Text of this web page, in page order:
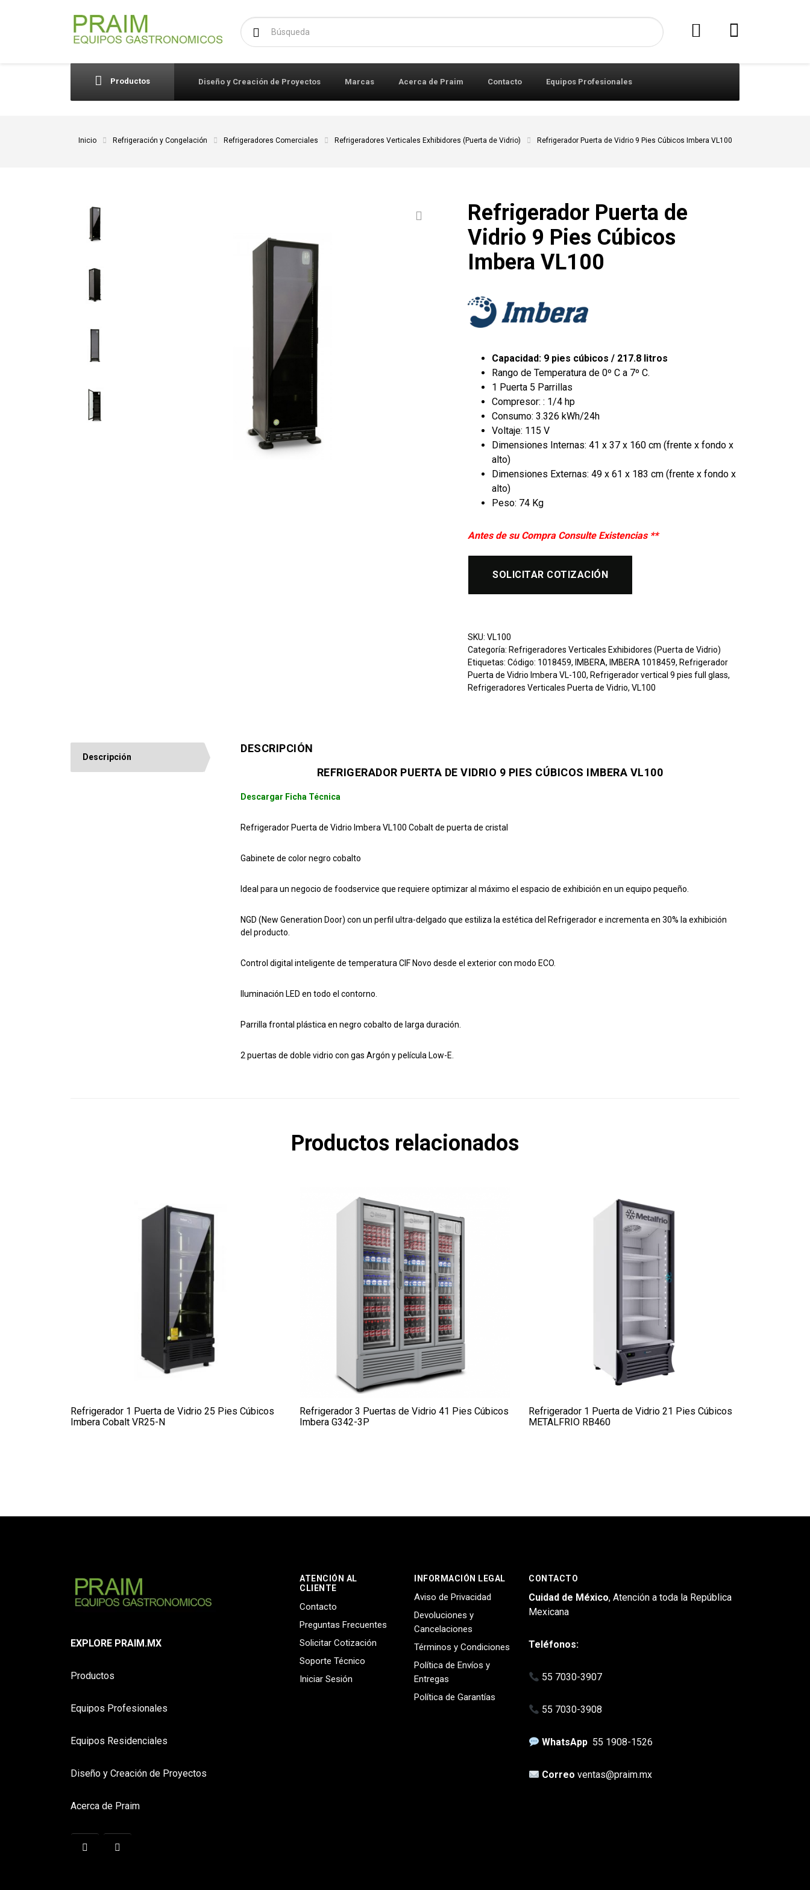
Buscar:
Productos Diseño y Creación de Proyectos Marcas Acerca de Praim Contacto Equipos Profesionales
Inicio Refrigeración y Congelación Refrigeradores Comerciales Refrigeradores Verticales Exhibidores (Puerta de Vidrio) Refrigerador Puerta de Vidrio 9 Pies Cúbicos Imbera VL100
Refrigerador Puerta de
Vidrio 9 Pies Cúbicos
Imbera VL100
Capacidad: 9 pies cúbicos / 217.8 litros
Rango de Temperatura de 0º C a 7º C.
1 Puerta 5 Parrillas
Compresor: : 1/4 hp
Consumo: 3.326 kWh/24h
Voltaje: 115 V
Dimensiones Internas: 41 x 37 x 160 cm (frente x fondo x
alto)
Dimensiones Externas: 49 x 61 x 183 cm (frente x fondo x
alto)
Peso: 74 Kg
Antes de su Compra Consulte Existencias **
SOLICITAR COTIZACIÓN
SKU:VL100
Categoría: Refrigeradores Verticales Exhibidores (Puerta de Vidrio)
Etiquetas:Código: 1018459, IMBERA, IMBERA 1018459, Refrigerador
Puerta de Vidrio Imbera VL-100, Refrigerador vertical 9 pies full glass,
Refrigeradores Verticales Puerta de Vidrio,VL100
Descripción
DESCRIPCIÓN
REFRIGERADOR PUERTA DE VIDRIO 9 PIES CÚBICOS IMBERA VL100
Descargar Ficha Técnica
Refrigerador Puerta de Vidrio Imbera VL100 Cobalt de puerta de cristal
Gabinete de color negro cobalto
Ideal para un negocio de foodservice que requiere optimizar al máximo el espacio de exhibición en un equipo pequeño.
NGD (New Generation Door) con un perfil ultra-delgado que estiliza la estética del Refrigerador e incrementa en 30% la exhibición
del producto.
Control digital inteligente de temperatura CIF Novo desde el exterior con modo ECO.
Iluminación LED en todo el contorno.
Parrilla frontal plástica en negro cobalto de larga duración.
2 puertas de doble vidrio con gas Argón y película Low-E.
Productos relacionados
Refrigerador 1 Puerta de Vidrio 25 Pies Cúbicos
Imbera Cobalt VR25-N
Refrigerador 3 Puertas de Vidrio 41 Pies Cúbicos
Imbera G342-3P
Refrigerador 1 Puerta de Vidrio 21 Pies Cúbicos
METALFRIO RB460
EXPLORE PRAIM.MX
Productos
Equipos Profesionales
Equipos Residenciales
Diseño y Creación de Proyectos
Acerca de Praim
ATENCIÓN AL
CLIENTE
Contacto
Preguntas Frecuentes
Solicitar Cotización
Soporte Técnico
Iniciar Sesión
INFORMACIÓN LEGAL
Aviso de Privacidad
Devoluciones y
Cancelaciones
Términos y Condiciones
Política de Envíos y
Entregas
Política de Garantías
CONTACTO
Cuidad de México, Atención a toda la República
Mexicana
Teléfonos:
55 7030-3907
55 7030-3908
WhatsApp 55 1908-1526
Correoventas@praim.mx